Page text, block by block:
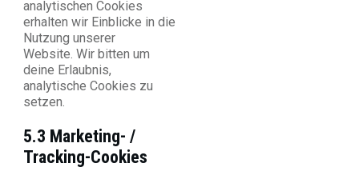
analytischen Cookies
erhalten wir Einblicke in die
Nutzung unserer
Website. Wir bitten um
deine Erlaubnis,
analytische Cookies zu
setzen.
5.3 Marketing- /
Tracking-Cookies